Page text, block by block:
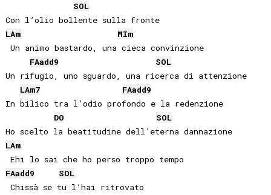
SOL
Con l’olio bollente sulla fronte
LAm MIm
Un animo bastardo, una cieca convinzione
FAadd9
SOL
Un rifugio, uno sguardo, una ricerca di attenzione
LAm7 FAadd9
In bilico tra l’odio profondo e la redenzione
DO
SOL
Ho scelto la beatitudine dell’eterna dannazione
LAm
FAadd9
SOL
Chissà se tu l’hai ritrovato